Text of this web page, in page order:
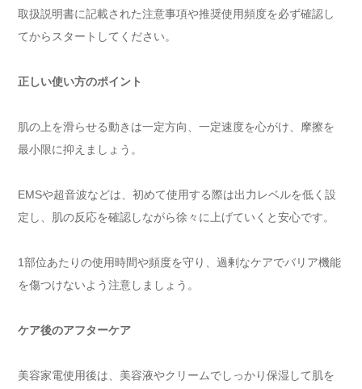
取扱説明書に記載された注意事項や推奨使用頻度を必ず確認し
てからスタートしてください。
正しい使い方のポイント
肌の上を滑らせる動きは一定方向、一定速度を心がけ、摩擦を
最小限に抑えましょう。
EMSや超音波などは、初めて使用する際は出力レベルを低く設
定し、肌の反応を確認しながら徐々に上げていくと安心です。
1部位あたりの使用時間や頻度を守り、過剰なケアでバリア機能
を傷つけないよう注意しましょう。
ケア後のアフターケア
美容家電使用後は、美容液やクリームでしっかり保湿して肌を